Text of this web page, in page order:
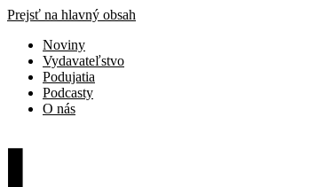
Prejsť na hlavný obsah
Noviny
Vydavateľstvo
Podujatia
Podcasty
O nás